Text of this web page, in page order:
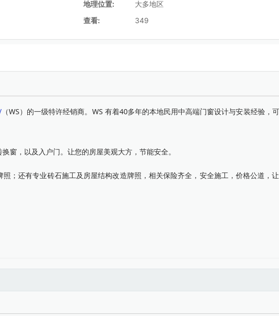
地理位置:
大多地区
查看:
349
（WS）的一级特许经销商。WS 有着40多年的本地民用中高端门窗设计与安装经验，
窗，以及入户门。让您的房屋美观大方，节能安全。
；还有专业砖石施工及房屋结构改造牌照，相关保险齐全，安全施工，价格公道，让